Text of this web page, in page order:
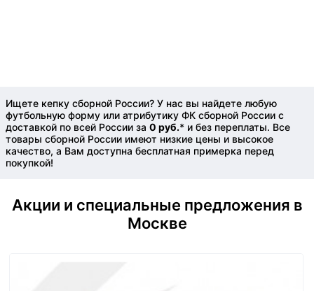
Ищете кепку сборной России? У нас вы найдете любую
футбольную форму или атрибутику ФК сборной России с
доставкой по всей России за 0 руб.* и без переплаты. Все
товары сборной России имеют низкие цены и высокое
качество, а Вам доступна бесплатная примерка перед
покупкой!
Акции и специальные предложения в
Москве